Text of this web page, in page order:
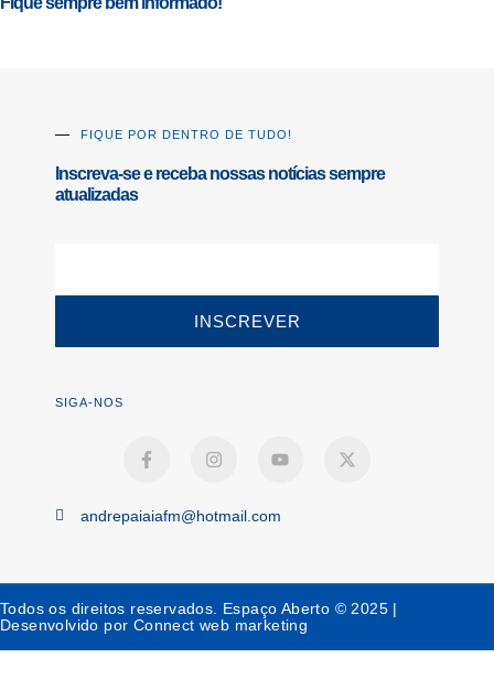
FIQUE POR DENTRO DE TUDO!
Inscreva-se e receba nossas notícias sempre
atualizadas
INSCREVER
SIGA-NOS
andrepaiaiafm@hotmail.com
Todos os direitos reservados. Espaço Aberto © 2025 |
Desenvolvido por Connect web marketing